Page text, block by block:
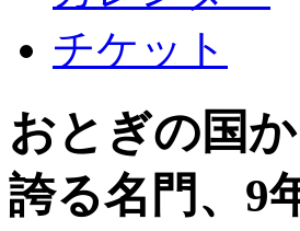
チケット
おとぎの国
誇る名門、9